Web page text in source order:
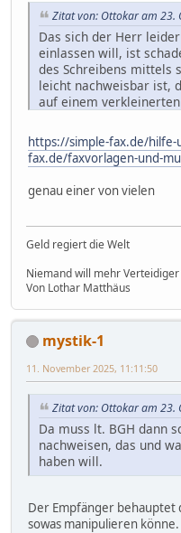
Zitat von: Ottokar am 23.
Das sich der Herr
einlassen will, ist
des Schreibens mittels
leicht nachweisbar ist,
auf einem
https://simple-fax.de/hilfe-
fax.de/faxvorlagen-und-
genau einer von vielen
Geld regiert die Welt
Niemand will mehr
Von Lothar Matthäus
mystik-1
11. November 2025, 11:11:50
Zitat von: Ottokar am 23.
Da muss lt. BGH dann
nachweisen, das und
haben will.
Der Empfänger behauptet
sowas manipulieren könne.